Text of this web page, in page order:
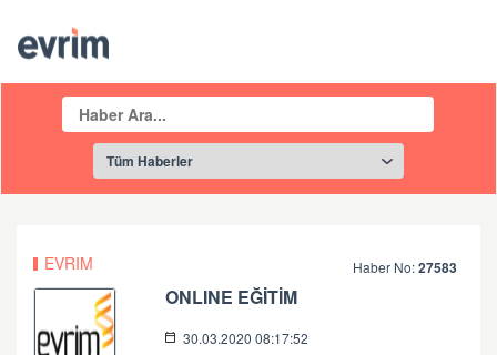
EVRIM Haber No:27583
ONLINE EĞİTİM
30.03.2020 08:17:52